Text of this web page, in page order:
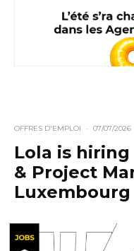
OFFRES D'EMPLOI · 07/07/2026
Lola is
& Project
Luxembourg